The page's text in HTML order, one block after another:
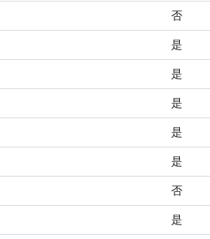
否
是
是
是
是
是
否
是